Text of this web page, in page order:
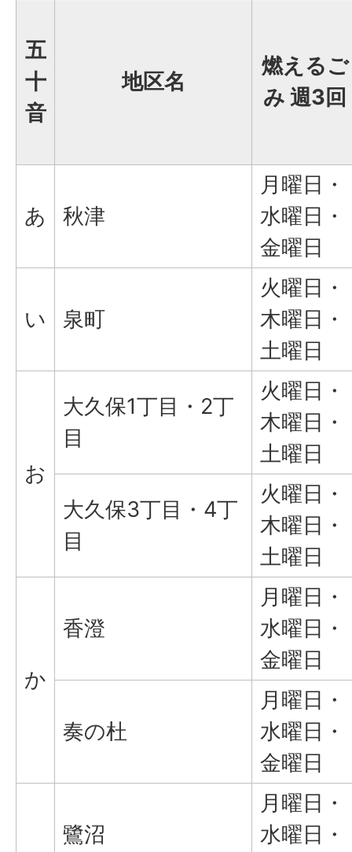
五
十
音
地区名
燃えるご
み 週3回
あ 秋津
月曜日・
水曜日・
金曜日
い 泉町
火曜日・
木曜日・
土曜日
お
大久保1丁目・2丁
目
火曜日・
木曜日・
土曜日
大久保3丁目・4丁
目
火曜日・
木曜日・
土曜日
か
香澄
月曜日・
水曜日・
金曜日
奏の杜
月曜日・
水曜日・
金曜日
鷺沼
月曜日・
水曜日・